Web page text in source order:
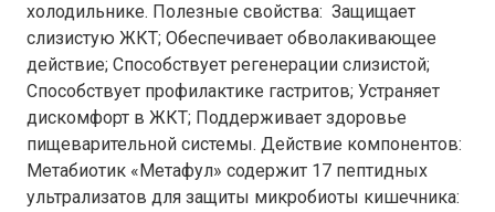
холодильнике. Полезные свойства: Защищает
слизистую ЖКТ; Обеспечивает обволакивающее
действие; Способствует регенерации слизистой;
Способствует профилактике гастритов; Устраняет
дискомфорт в ЖКТ; Поддерживает здоровье
пищеварительной системы. Действие компонентов:
Метабиотик «Метафул» содержит 17 пептидных
ультрализатов для защиты микробиоты кишечника: